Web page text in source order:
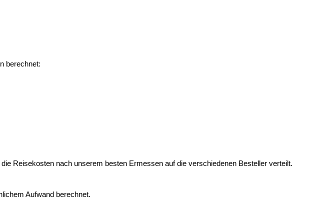
berechnet:
Reisekosten nach unserem besten Ermessen auf die verschiedenen Besteller verteilt.
Aufwand berechnet.